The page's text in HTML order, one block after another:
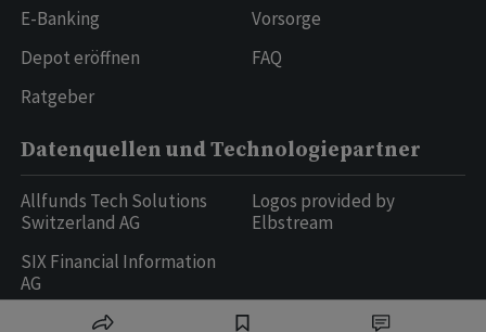
E-Banking
Depot eröffnen
Ratgeber
Vorsorge
FAQ
Datenquellen und Technologiepartner
Allfunds Tech Solutions
Switzerland AG
SIX Financial Information
AG
Logos provided by
Elbstream